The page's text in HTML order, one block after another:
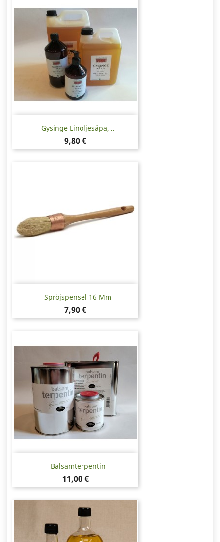
Gysinge Linoljesåpa,...
Pris
9,80 €
Spröjspensel 16 Mm
Pris
7,90 €
Balsamterpentin
Pris
11,00 €